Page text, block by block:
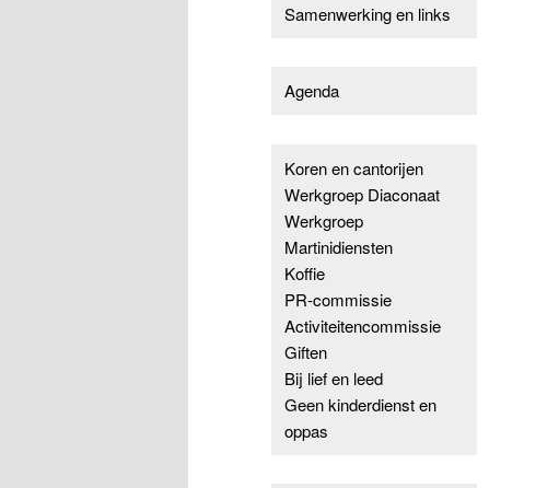
Samenwerking en links
Agenda
Koren en cantorijen
Werkgroep Diaconaat
Werkgroep
Martinidiensten
Koffie
PR-commissie
Activiteitencommissie
Giften
Bij lief en leed
Geen kinderdienst en
oppas